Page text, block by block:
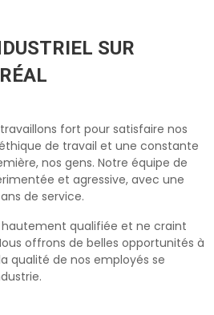
SUR
fort pour satisfaire nos
de travail et une constante
nos gens. Notre équipe de
et agressive, avec une
de service.
qualifiée et ne craint
offrons de belles opportunités à
qualité de nos employés se